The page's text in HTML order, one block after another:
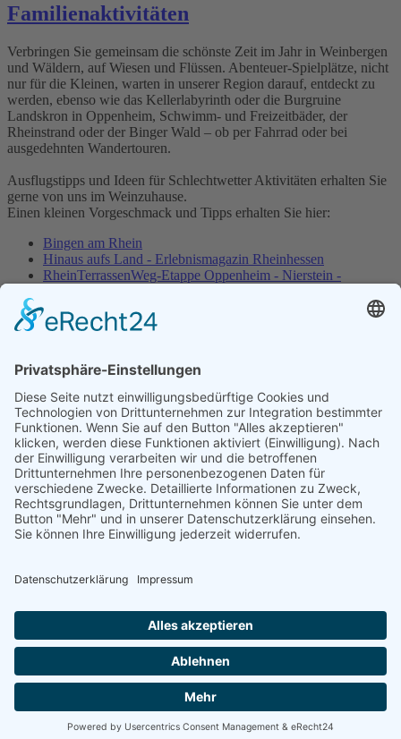
Familienaktivitäten
Verbringen Sie gemeinsam die schönste Zeit im Jahr in Weinbergen
und Wäldern, auf Wiesen und Flüssen. Abenteuer-Spielplätze, nicht
nur für die Kleinen, warten in unserer Region darauf, entdeckt zu
werden, ebenso wie das Kellerlabyrinth oder die Burgruine
Landskron in Oppenheim, Schwimm- und Freizeitbäder, der
Rheinstrand oder der Binger Wald – ob per Fahrrad oder bei
ausgedehnten Wandertouren.
Ausflugstipps und Ideen für Schlechtwetter Aktivitäten erhalten Sie
gerne von uns im Weinzuhause.
Einen kleinen Vorgeschmack und Tipps erhalten Sie hier:
Bingen am Rhein
Hinaus aufs Land - Erlebnismagazin Rheinhessen
RheinTerrassenWeg-Etappe Oppenheim - Nierstein -
Rheinstrand – Stadt Oppenheim
Startseite - Tiergarten Worms
museum/index.php
https://www.tierpark-rheinboellen.de/
https://naturbad.rheinwelle.com/
https://www.rheinwelle.com/
Weinzuhause
Endbergshohl · 55278 Mommenheim
Tel: +49 (0)6138 / 9429980
©2026meinweinzuhause.de · All rights reserved.
ImpressumDatenschutz